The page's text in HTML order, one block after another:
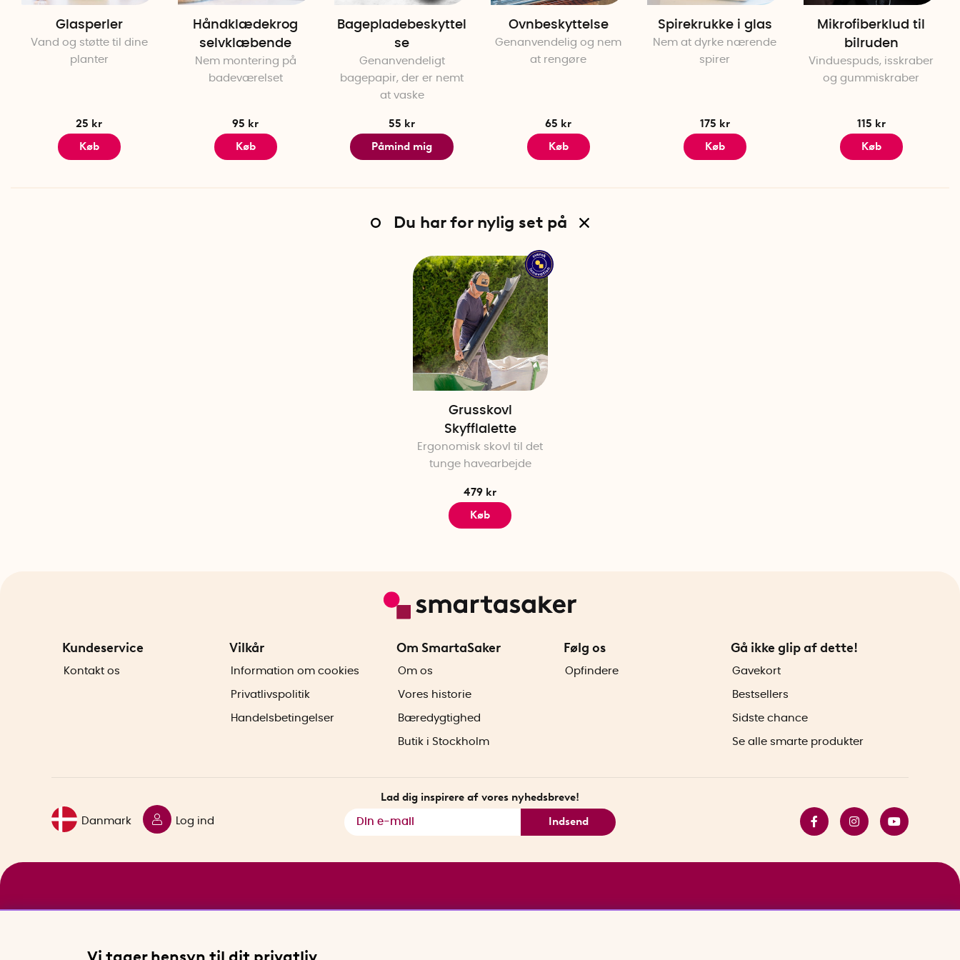
Glasperler
Vand og støtte til dine
planter
25 kr
Køb
Håndklædekrog
selvklæbende
Nem montering på
badeværelset
95 kr
Køb
Bagepladebeskyttel
se
Genanvendeligt
bagepapir, der er nemt
at vaske
55 kr
Påmind mig
Ovnbeskyttelse
Genanvendelig og nem
at rengøre
65 kr
Køb
Spirekrukke i glas
Nem at dyrke nærende
spirer
175 kr
Køb
Mikrofiberklud til
bilruden
Vinduespuds, isskraber
og gummiskraber
115 kr
Køb
Du har for nylig set på
Grusskovl
Skyfflalette
Ergonomisk skovl til det
tunge havearbejde
479 kr
Køb
Kundeservice
Kontakt os
Vilkår
Information om cookies
Privatlivspolitik
Handelsbetingelser
Om SmartaSaker
Om os
Vores historie
Bæredygtighed
Butik i Stockholm
Følg os
Opfindere
Gå ikke glip af dette!
Gavekort
Bestsellers
Sidste chance
Se alle smarte produkter
Danmark Log ind
Lad dig inspirere af vores nyhedsbreve!
Indsend